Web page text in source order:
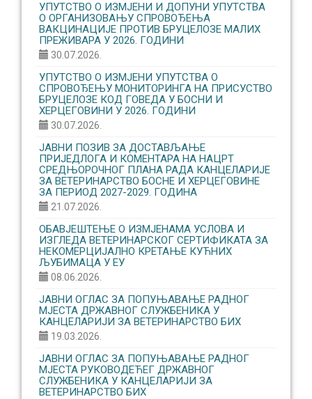
УПУТСТВО О ИЗМЈЕНИ И ДОПУНИ УПУТСТВА
О ОРГАНИЗОВАЊУ CПРОВОЂЕЊА
ВАКЦИНАЦИЈЕ ПРОТИВ БРУЦЕЛОЗЕ МАЛИХ
ПРЕЖИВАРА У 2026. ГОДИНИ
30.07.2026.
УПУТСТВО О ИЗМЈЕНИ УПУТСТВА О
СПРОВОЂЕЊУ МОНИТОРИНГА НА ПРИСУСТВО
БРУЦЕЛОЗЕ КОД ГОВЕДА У БОСНИ И
ХЕРЦЕГОВИНИ У 2026. ГОДИНИ
30.07.2026.
ЈАВНИ ПОЗИВ ЗА ДОСТАВЉАЊЕ
ПРИЈЕДЛОГА И КОМЕНТАРА НА НАЦРТ
СРЕДЊОРОЧНОГ ПЛАНА РАДА КАНЦЕЛАРИЈЕ
ЗА ВЕТЕРИНАРСТВО БОСНЕ И ХЕРЦЕГОВИНЕ
ЗА ПЕРИОД 2027-2029. ГОДИНА
21.07.2026.
ОБАВЈЕШТЕЊЕ О ИЗМЈЕНАМА УСЛОВА И
ИЗГЛЕДА ВЕТЕРИНАРСКОГ СЕРТИФИКАТА ЗА
НЕКОМЕРЦИЈАЛНО КРЕТАЊЕ КУЋНИХ
ЉУБИМАЦА У ЕУ
08.06.2026.
ЈАВНИ ОГЛАС ЗА ПОПУЊАВАЊЕ РАДНОГ
МЈЕСТА ДРЖАВНОГ СЛУЖБЕНИКА У
КАНЦЕЛАРИЈИ ЗА ВЕТЕРИНАРСТВО БИХ
19.03.2026.
ЈАВНИ ОГЛАС ЗА ПОПУЊАВАЊЕ РАДНОГ
МЈЕСТА РУКОВОДЕЋЕГ ДРЖАВНОГ
СЛУЖБЕНИКА У КАНЦЕЛАРИЈИ ЗА
ВЕТЕРИНАРСТВО БИХ